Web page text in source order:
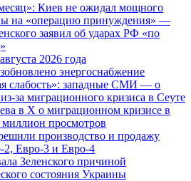
Киев не ожидал мощного
на «операцию принуждения» —
заявил об ударах РФ «по
2026 года
энергоснабжение
слабость»: западные СМИ — о
за миграционного кризиса в Сеуте
в X о миграционном кризисе в
миллион просмотров
производство и продажу
2, Евро-3 и Евро-4
Зеленского причиной
состояния Украины